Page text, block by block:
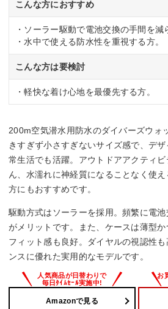
こんな方におすすめ
・ソーラー駆動で電池交換の手間を減
・水中で使える防水性を重視する方。
こんな方は要検討
・軽快な着け心地を最優先する方。
200m空気潜水用防水のダイバーズウォ
きすぎず小さすぎないサイズ感で、デ
常生活でも活躍。アウトドアアクティ
ん、水濡れに神経質になることなく使
方にもおすすめです。
駆動方式はソーラーを採用。頻繁に電
がメリットです。また、ケースは薄型
フィット感も良好。ダイヤルの視認性
ンスに優れた実用的なモデルです。
Amazonで見る